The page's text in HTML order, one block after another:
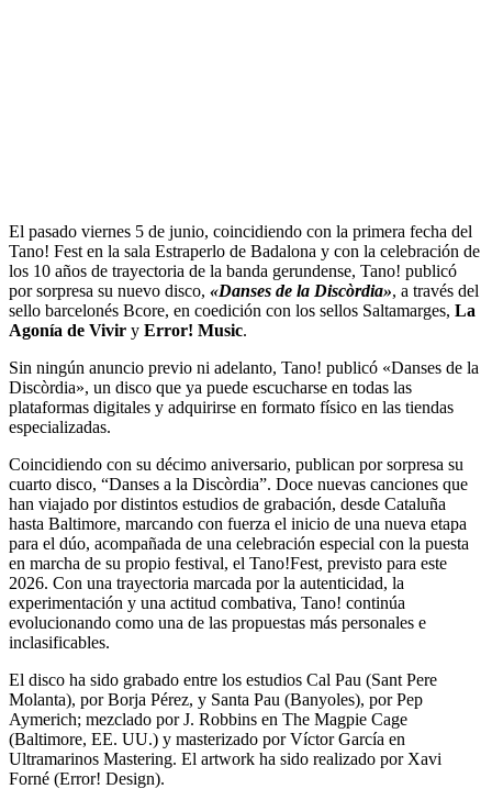
El pasado viernes 5 de junio, coincidiendo con la primera fecha del
Tano! Fest en la sala Estraperlo de Badalona y con la celebración de
los 10 años de trayectoria de la banda gerundense, Tano! publicó
por sorpresa su nuevo disco, «Danses de la Discòrdia», a través del
sello barcelonés Bcore, en coedición con los sellos Saltamarges, La
Agonía de Vivir y Error! Music.
Sin ningún anuncio previo ni adelanto, Tano! publicó «Danses de la
Discòrdia», un disco que ya puede escucharse en todas las
plataformas digitales y adquirirse en formato físico en las tiendas
especializadas.
Coincidiendo con su décimo aniversario, publican por sorpresa su
cuarto disco, “Danses a la Discòrdia”. Doce nuevas canciones que
han viajado por distintos estudios de grabación, desde Cataluña
hasta Baltimore, marcando con fuerza el inicio de una nueva etapa
para el dúo, acompañada de una celebración especial con la puesta
en marcha de su propio festival, el Tano!Fest, previsto para este
2026. Con una trayectoria marcada por la autenticidad, la
experimentación y una actitud combativa, Tano! continúa
evolucionando como una de las propuestas más personales e
inclasificables.
El disco ha sido grabado entre los estudios Cal Pau (Sant Pere
Molanta), por Borja Pérez, y Santa Pau (Banyoles), por Pep
Aymerich; mezclado por J. Robbins en The Magpie Cage
(Baltimore, EE. UU.) y masterizado por Víctor García en
Ultramarinos Mastering. El artwork ha sido realizado por Xavi
Forné (Error! Design).